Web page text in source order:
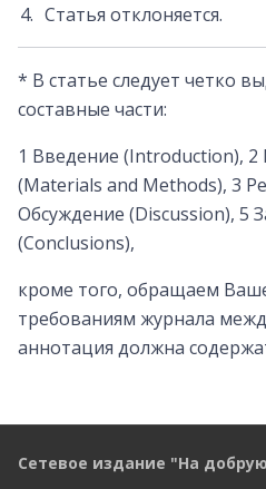
Статья отклоняется.
* В статье следует четко
составные части:
1 Введение (Introduction),
(Materials and Methods), 3
Обсуждение (Discussion), 5
(Conclusions),
кроме того, обращаем
требованиям журнала
аннотация должна
Сетевое издание "На